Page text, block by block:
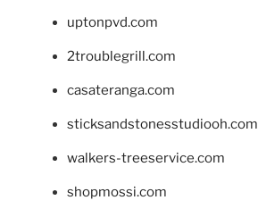
uptonpvd.com
2troublegrill.com
casateranga.com
sticksandstonesstudiooh.com
walkers-treeservice.com
shopmossi.com